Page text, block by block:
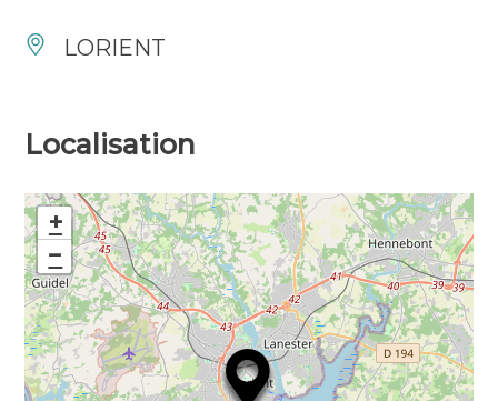
LORIENT
Localisation
+
−